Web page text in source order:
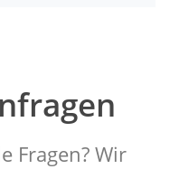
Fragen? Wir